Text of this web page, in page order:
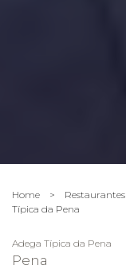
Home > Restaurantes
Típica da Pena
Adega Típica da Pena
Pena